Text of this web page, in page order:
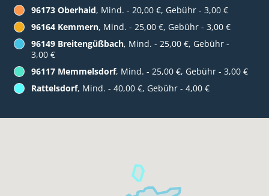
96173 Oberhaid, Mind. - 20,00 €, Gebühr - 3,00 €
96164 Kemmern, Mind. - 25,00 €, Gebühr - 3,00 €
96149 Breitengüßbach, Mind. - 25,00 €, Gebühr -
3,00 €
96117 Memmelsdorf, Mind. - 25,00 €, Gebühr - 3,00 €
Rattelsdorf, Mind. - 40,00 €, Gebühr - 4,00 €